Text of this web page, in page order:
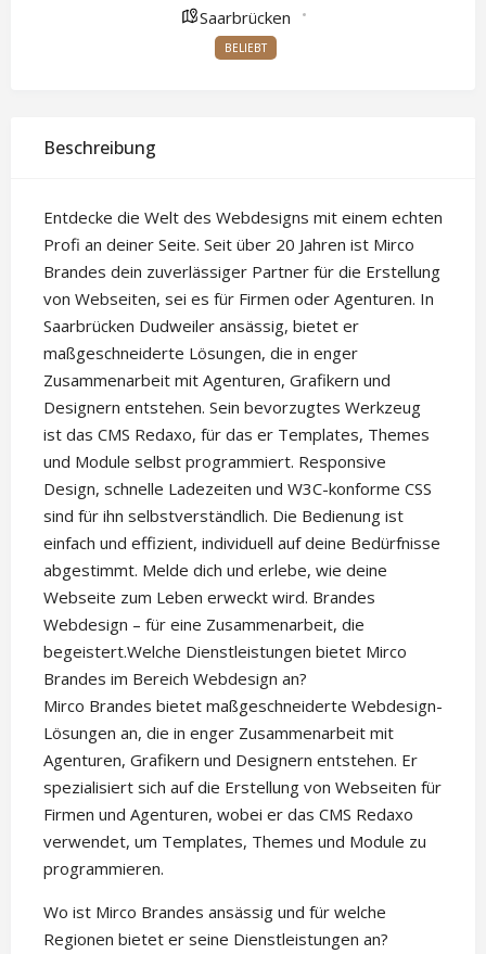
Saarbrücken
BELIEBT
Beschreibung
Entdecke die Welt des Webdesigns mit einem echten
Profi an deiner Seite. Seit über 20 Jahren ist Mirco
Brandes dein zuverlässiger Partner für die Erstellung
von Webseiten, sei es für Firmen oder Agenturen. In
Saarbrücken Dudweiler ansässig, bietet er
maßgeschneiderte Lösungen, die in enger
Zusammenarbeit mit Agenturen, Grafikern und
Designern entstehen. Sein bevorzugtes Werkzeug
ist das CMS Redaxo, für das er Templates, Themes
und Module selbst programmiert. Responsive
Design, schnelle Ladezeiten und W3C-konforme CSS
sind für ihn selbstverständlich. Die Bedienung ist
einfach und effizient, individuell auf deine Bedürfnisse
abgestimmt. Melde dich und erlebe, wie deine
Webseite zum Leben erweckt wird. Brandes
Webdesign – für eine Zusammenarbeit, die
begeistert.Welche Dienstleistungen bietet Mirco
Brandes im Bereich Webdesign an?
Mirco Brandes bietet maßgeschneiderte Webdesign-
Lösungen an, die in enger Zusammenarbeit mit
Agenturen, Grafikern und Designern entstehen. Er
spezialisiert sich auf die Erstellung von Webseiten für
Firmen und Agenturen, wobei er das CMS Redaxo
verwendet, um Templates, Themes und Module zu
programmieren.
Wo ist Mirco Brandes ansässig und für welche
Regionen bietet er seine Dienstleistungen an?